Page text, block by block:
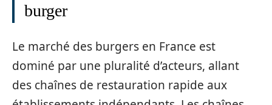
burger
Le marché des burgers en France est
dominé par une pluralité d’acteurs, allant
des chaînes de restauration rapide aux